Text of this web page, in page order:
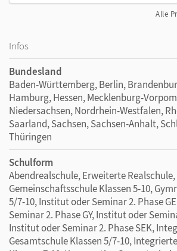
Alle
Infos
Bundesland
Baden-Württemberg, Berlin,
Hamburg, Hessen, Mecklenburg-
Niedersachsen, Nordrhein-Westfalen,
Saarland, Sachsen, Sachsen-Anhalt,
Thüringen
Schulform
Abendrealschule, Erweiterte Realschule,
Gemeinschaftsschule Klassen 5-10,
5/7-10, Institut oder Seminar 2. Phase
Seminar 2. Phase GY, Institut oder
Institut oder Seminar 2. Phase SEK,
Gesamtschule Klassen 5/7-10,